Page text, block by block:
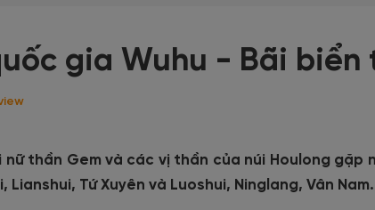
gia Wuhu - Bãi biển
thần Gem và các vị thần của núi Houlong gặp
Lianshui, Tứ Xuyên và Luoshui, Ninglang, Vân Nam.